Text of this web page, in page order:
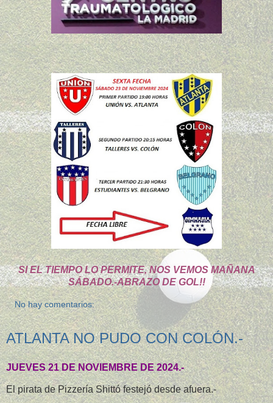
SI EL TIEMPO LO PERMITE, NOS VEMOS MAÑANA
SÁBADO.-ABRAZO DE GOL!!
No hay comentarios:
ATLANTA NO PUDO CON COLÓN.-
JUEVES 21 DE NOVIEMBRE DE 2024.-
El pirata de Pizzería Shittó festejó desde afuera.-